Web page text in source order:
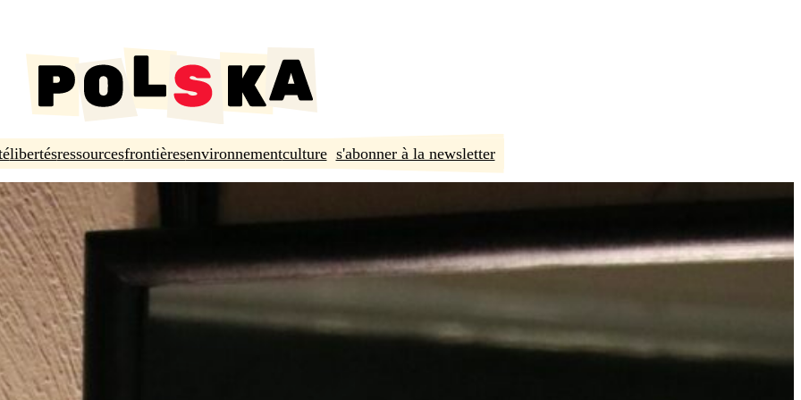
libertésressourcesfrontièresenvironnementculture s'abonner à la newsletter